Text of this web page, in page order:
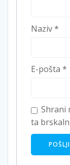
Naziv*
E-pošta *
Shrani
ta